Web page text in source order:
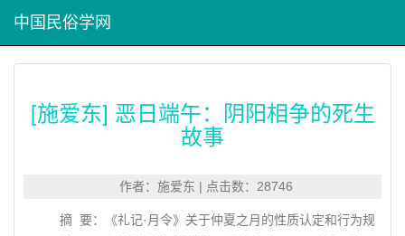
中国民俗学网
[施爱东] 恶日端午：阴阳相争的死生
故事
作者：施爱东 | 点击数：28746
摘 要：《礼记·月令》关于仲夏之月的性质认定和行为规